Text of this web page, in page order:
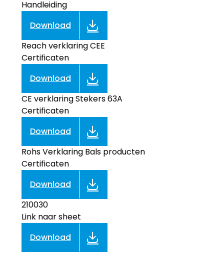
Handleiding
Download
Reach verklaring CEE
Certificaten
Download
CE verklaring Stekers 63A
Certificaten
Download
Rohs Verklaring Bals producten
Certificaten
Download
210030
Link naar sheet
Download